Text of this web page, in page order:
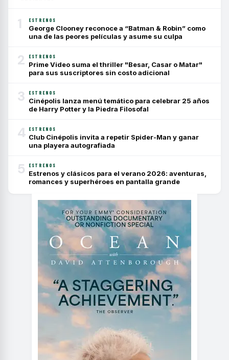
1 ESTRENOS
George Clooney reconoce a “Batman & Robin” como
una de las peores películas y asume su culpa
2 ESTRENOS
Prime Video suma el thriller "Besar, Casar o Matar"
para sus suscriptores sin costo adicional
3 ESTRENOS
Cinépolis lanza menú temático para celebrar 25 años
de Harry Potter y la Piedra Filosofal
4 ESTRENOS
Club Cinépolis invita a repetir Spider-Man y ganar
una playera autografiada
5 ESTRENOS
Estrenos y clásicos para el verano 2026: aventuras,
romances y superhéroes en pantalla grande